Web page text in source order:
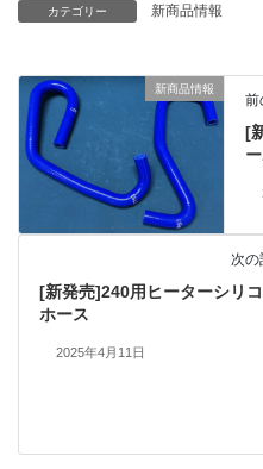
カテゴリー 新商品情報
新商品情報
前
[
次の
[新発売]240用ヒーターシリ
ホース
2025年4月11日